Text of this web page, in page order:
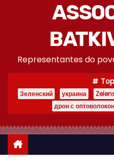
Representantes do
Зеленский украина
дрон с